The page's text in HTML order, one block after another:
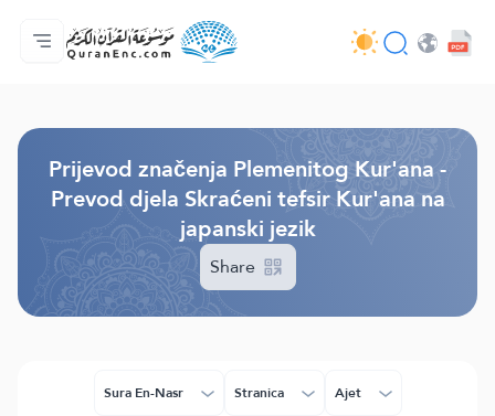
Početna stranica
Sadržaj prijevodā
Audio
Usluge programera - API
O projektu
Kontaktiraj nas
Jezik
Prijevod značenja Plemenitog Kur'ana -
Prevod djela Skraćeni tefsir Kur'ana na
japanski jezik
Share
Sura En-Nasr Stranica Ajet